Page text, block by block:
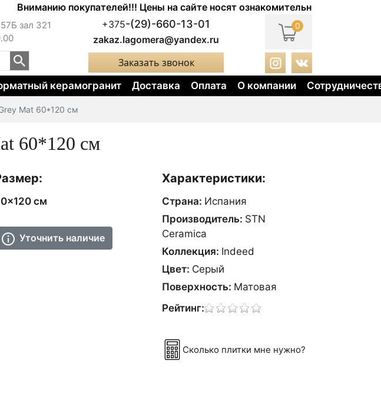
покупателей!!! Цены на сайте носят ознакомительный характер.
зал 321
+375-(29)-660-13-01
zakaz.lagomera@yandex.ru
Заказать звонок
0
керамогранит Доставка Оплата О компании
Mat 60*120 см
60*120 см
см
Уточнить наличие
Характеристики:
Страна: Испания
Производитель: STN
Ceramica
Коллекция: Indeed
Цвет: Сeрый
Поверхность: Матовая
Рейтинг:
Сколько плитки мне нужно?